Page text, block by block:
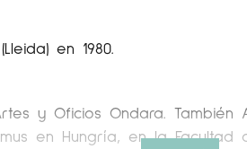
en 1980.
y Oficios Ondara.
en Hungría, en la